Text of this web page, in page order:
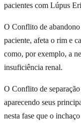
pacientes com Lúpus
O Conflito de
paciente, afeta o rim e
como, por exemplo, a
insuficiência renal.
O Conflito de
aparecendo seus
nesta fase que o